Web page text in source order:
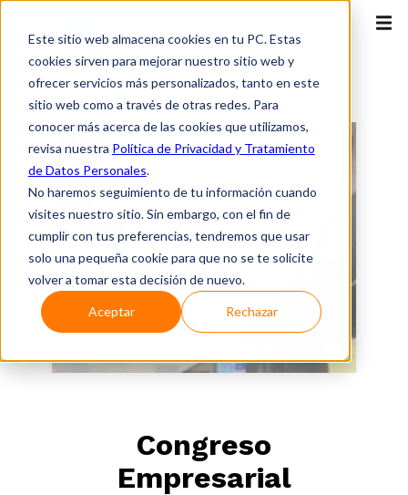
Este sitio web almacena cookies en tu PC. Estas
cookies sirven para mejorar nuestro sitio web y
ofrecer servicios más personalizados, tanto en este
sitio web como a través de otras redes. Para
conocer más acerca de las cookies que utilizamos,
revisa nuestra Política de Privacidad y Tratamiento
de Datos Personales.
No haremos seguimiento de tu información cuando
visites nuestro sitio. Sin embargo, con el fin de
cumplir con tus preferencias, tendremos que usar
solo una pequeña cookie para que no se te solicite
volver a tomar esta decisión de nuevo.
Aceptar Rechazar
Congreso
Empresarial